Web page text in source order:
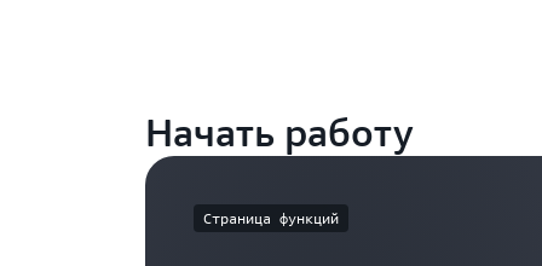
Начать работу
Страница функций